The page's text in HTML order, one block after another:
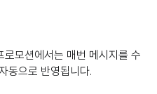
모션에서는 매번 메시지를 수
동으로 반영됩니다.